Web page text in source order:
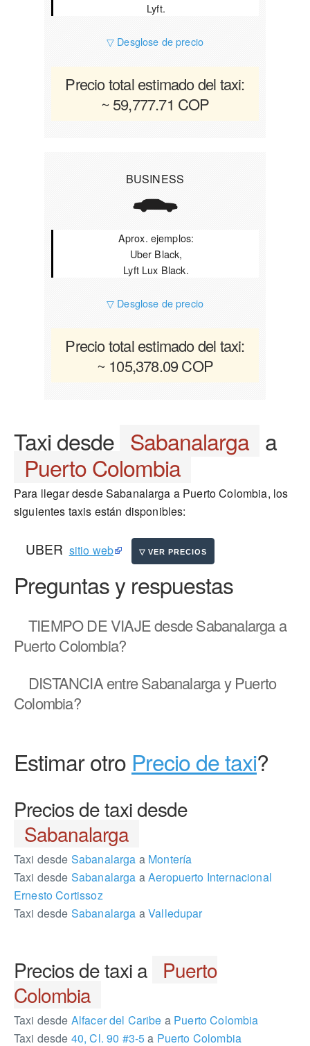
Lyft.
▽ Desglose de precio
Precio total estimado del taxi:
~ 59,777.71 COP
BUSINESS
Aprox. ejemplos:
Uber Black,
Lyft Lux Black.
▽ Desglose de precio
Precio total estimado del taxi:
~ 105,378.09 COP
Taxi desde Sabanalarga a
Puerto Colombia
Para llegar desde Sabanalarga a Puerto Colombia, los
siguientes taxis están disponibles:
UBER sitio web
Preguntas y respuestas
TIEMPO DE VIAJEdesde Sabanalarga a
Puerto Colombia?
DISTANCIAentre Sabanalarga y Puerto
Colombia?
Estimar otro Precio de taxi?
Precios de taxi desde
Sabanalarga
Taxi desde Sabanalarga aMontería
Taxi desde Sabanalarga aAeropuerto Internacional
Ernesto Cortissoz
Taxi desde Sabanalarga aValledupar
Precios de taxi a Puerto
Colombia
Taxi desde Alfacer del Caribe aPuerto Colombia
Taxi desde 40, Cl. 90 #3-5a Puerto Colombia